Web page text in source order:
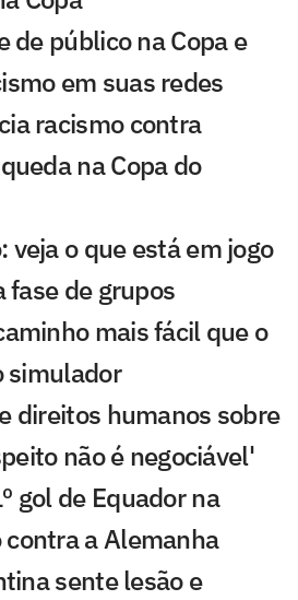
de público na Copa e
em suas redes
racismo contra
na Copa do
veja o que está em jogo
fase de grupos
mais fácil que o
simulador
direitos humanos sobre
não é negociável'
gol de Equador na
contra a Alemanha
sente lesão e